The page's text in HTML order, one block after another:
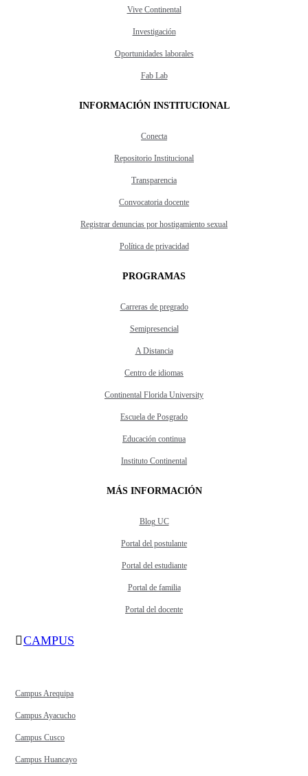
Vive Continental
Investigación
Oportunidades laborales
Fab Lab
INFORMACIÓN INSTITUCIONAL
Conecta
Repositorio Institucional
Transparencia
Convocatoria docente
Registrar denuncias por hostigamiento sexual
Política de privacidad
PROGRAMAS
Carreras de pregrado
Semipresencial
A Distancia
Centro de idiomas
Continental Florida University
Escuela de Posgrado
Educación continua
Instituto Continental
MÁS INFORMACIÓN
Blog UC
Portal del postulante
Portal del estudiante
Portal de familia
Portal del docente
CAMPUS
Campus Arequipa
Campus Ayacucho
Campus Cusco
Campus Huancayo